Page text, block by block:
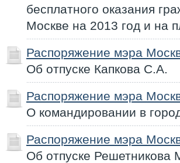
бесплатного оказания
Москве на 2013 год и на
Распоряжение мэра
Об отпуске Капкова С.А.
Распоряжение мэра
О командировании в
Распоряжение мэра
Об отпуске Решетникова